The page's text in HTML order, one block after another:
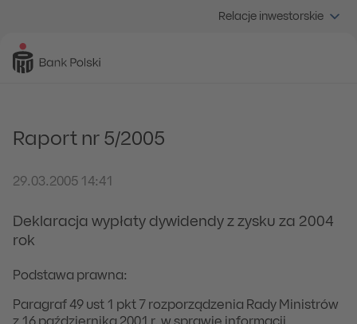
Relacje inwestorskie
Raport nr 5/2005
29.03.2005 14:41
Deklaracja wypłaty dywidendy z zysku za 2004
rok
Podstawa prawna:
Paragraf 49 ust 1 pkt 7 rozporządzenia Rady Ministrów